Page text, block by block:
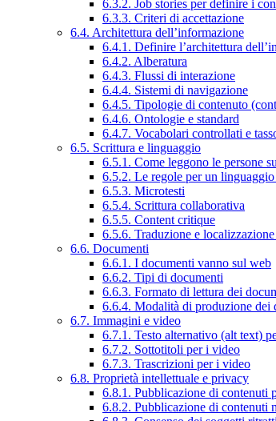
6.3.2. Job stories per definire i
6.3.3. Criteri di accettazione
6.4. Architettura dell’informazione
6.4.1. Definire l’architettura
6.4.2. Alberatura
6.4.3. Flussi di interazione
6.4.4. Sistemi di navigazione
6.4.5. Tipologie di contenuto
6.4.6. Ontologie e standard
6.4.7. Vocabolari controllati e
6.5. Scrittura e linguaggio
6.5.1. Come leggono le persone
6.5.2. Le regole per un
6.5.3. Microtesti
6.5.4. Scrittura collaborativa
6.5.5. Content critique
6.5.6. Traduzione e
6.6. Documenti
6.6.1. I documenti vanno sul web
6.6.2. Tipi di documenti
6.6.3. Formato di lettura dei
6.6.4. Modalità di produzione dei
6.7. Immagini e video
6.7.1. Testo alternativo (alt text)
6.7.2. Sottotitoli per i video
6.7.3. Trascrizioni per i video
6.8. Proprietà intellettuale e privacy
6.8.1. Pubblicazione di contenuti
6.8.2. Pubblicazione di contenuti